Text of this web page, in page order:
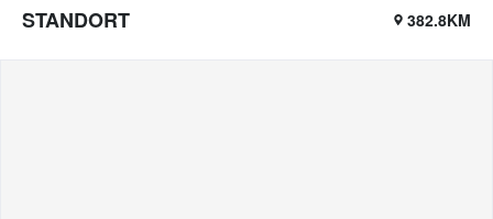
STANDORT 382.8KM